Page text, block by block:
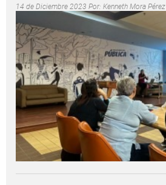
14 de Diciembre 2023 Por: Kenneth Mora Pérez